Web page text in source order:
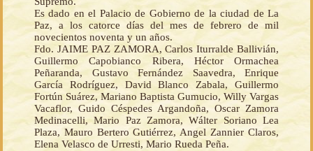
Es dado en el Palacio de Gobierno de la ciudad de La
Paz, a los catorce días del mes de febrero de mil
novecientos noventa y un años.
Fdo. JAIME PAZ ZAMORA, Carlos Iturralde Ballivián,
Guillermo Capobianco Ribera, Héctor Ormachea
Peñaranda, Gustavo Fernández Saavedra, Enrique
García Rodríguez, David Blanco Zabala, Guillermo
Fortún Suárez, Mariano Baptista Gumucio, Willy Vargas
Vacaflor, Guido Céspedes Argandoña, Oscar Zamora
Medinacelli, Mario Paz Zamora, Wálter Soriano Lea
Plaza, Mauro Bertero Gutiérrez, Angel Zannier Claros,
Elena Velasco de Urresti, Mario Rueda Peña.